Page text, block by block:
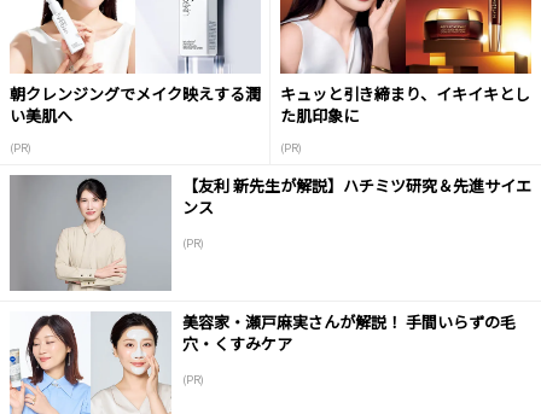
朝クレンジングでメイク映えする潤
い美肌へ
(PR)
キュッと引き締まり、イキイキとし
た肌印象に
(PR)
【友利 新先生が解説】ハチミツ研究＆先進サイエ
ンス
(PR)
美容家・瀬戸麻実さんが解説！ 手間いらずの毛
穴・くすみケア
(PR)